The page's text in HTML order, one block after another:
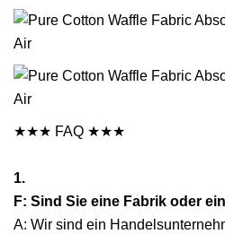
★★★ FAQ ★★★
1.
F: Sind Sie eine Fabrik oder
A: Wir sind ein